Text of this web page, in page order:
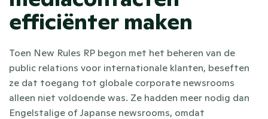
efficiënter maken
Toen New Rules RP begon met het beheren van de
public relations voor internationale klanten, beseften
ze dat toegang tot globale corporate newsrooms
alleen niet voldoende was. Ze hadden meer nodig dan
Engelstalige of Japanse newsrooms, omdat